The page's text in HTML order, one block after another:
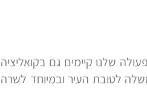
שלנו קיימים גם בקואליציה
לטובת העיר ובמיוחד לשרה